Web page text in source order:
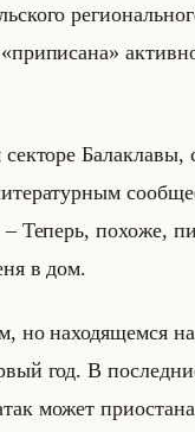
Те­перь, по­хо­же,
в дом.
но на­хо­дя­щем­ся
год. В
может